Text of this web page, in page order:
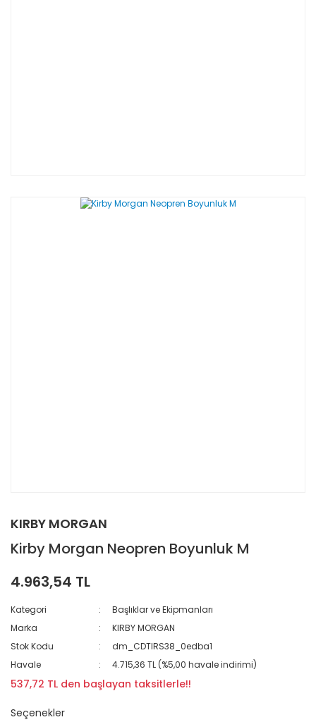
KIRBY MORGAN
Kirby Morgan Neopren Boyunluk M
4.963,54 TL
Kategori
Başlıklar ve Ekipmanları
Marka
KIRBY MORGAN
Stok Kodu
dm_CDTIRS38_0edba1
Havale
4.715,36 TL (%5,00 havale indirimi)
537,72 TL den başlayan taksitlerle!!
Seçenekler